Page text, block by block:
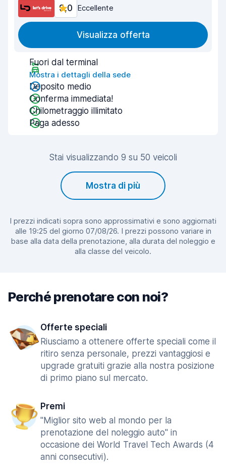
9,0 Eccellente
Visualizza offerta
Fuori dal terminal
Mostra i dettagli della sede
Deposito medio
Conferma immediata!
Chilometraggio illimitato
Paga adesso
Stai visualizzando 9 su 50 veicoli
Mostra di più
I prezzi indicati sopra sono approssimativi e sono aggiornati
alle 19:25 del giorno 07/08/26. I prezzi possono variare in
base alla data della prenotazione, alla durata del noleggio e
alla classe del veicolo.
Perché prenotare con noi?
Offerte speciali
Riusciamo a ottenere offerte speciali come il
ritiro senza personale, prezzi vantaggiosi e
upgrade gratuiti grazie alla nostra posizione
di primo piano sul mercato.
Premi
"Miglior sito web al mondo per la
prenotazione del noleggio auto" in
occasione dei World Travel Tech Awards (4
anni consecutivi).